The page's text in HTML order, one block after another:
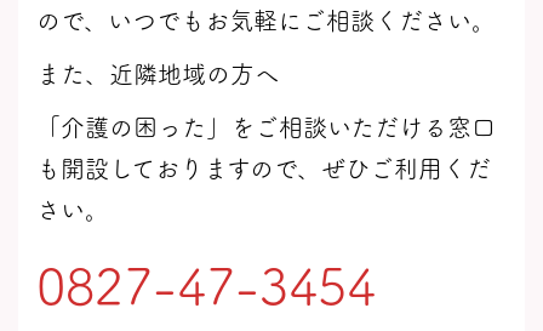
ので、いつでもお気軽にご相談ください。
また、近隣地域の方へ
「介護の困った」をご相談いただける窓口
も開設しておりますので、ぜひご利用くだ
さい。
0827-47-3454